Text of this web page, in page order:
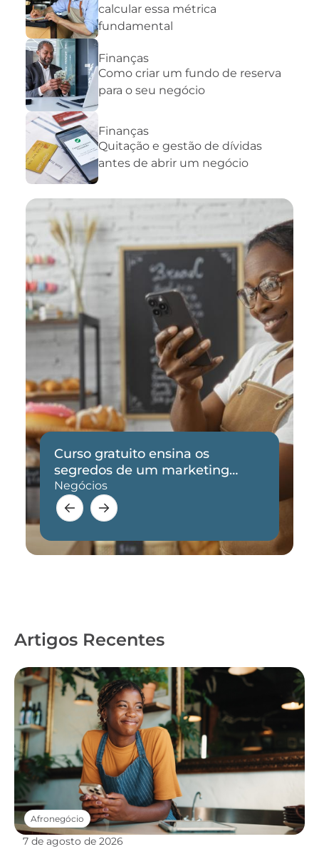
calcular essa métrica
fundamental
Finanças
Como criar um fundo de reserva
para o seu negócio
Finanças
Quitação e gestão de dívidas
antes de abrir um negócio
Curso gratuito ensina os
segredos de um marketing
eficaz
Negócios
Artigos Recentes
7 de agosto de 2026
Afronegócio